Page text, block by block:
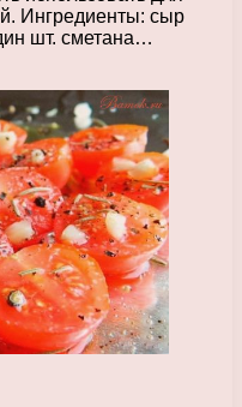
Ингредиенты: сыр
шт. сметана…